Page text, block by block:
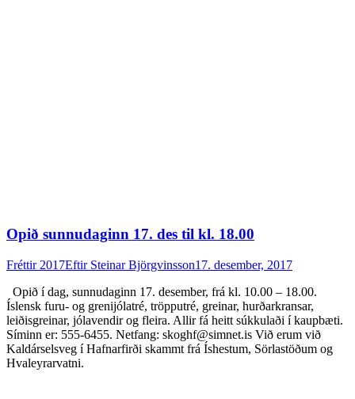
Opið sunnudaginn 17. des til kl. 18.00
Fréttir 2017Eftir Steinar Björgvinsson17. desember, 2017
Opið í dag, sunnudaginn 17. desember, frá kl. 10.00 – 18.00.
Íslensk furu- og grenijólatré, tröpputré, greinar, hurðarkransar,
leiðisgreinar, jólavendir og fleira. Allir fá heitt súkkulaði í kaupbæti.
Síminn er: 555-6455. Netfang: skoghf@simnet.is Við erum við
Kaldárselsveg í Hafnarfirði skammt frá Íshestum, Sörlastöðum og
Hvaleyrarvatni.